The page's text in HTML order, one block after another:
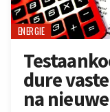
ENERGIE
dure
na